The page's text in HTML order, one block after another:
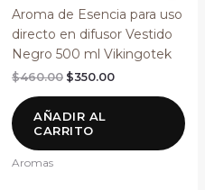
Aroma de Esencia para uso
directo en difusor Vestido
Negro 500 ml Vikingotek
$460.00
original
era:
$460.00.
$350.00
actual
es:
$350.00.
AÑADIR AL
CARRITO
Aromas